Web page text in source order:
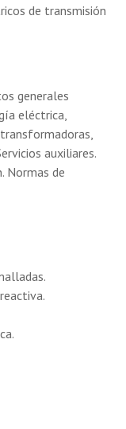
de transmisión
generales
eléctrica,
auxiliares.
Normas de